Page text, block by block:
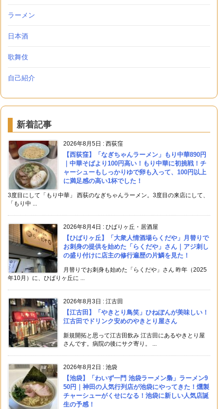
ラーメン
日本酒
歌舞伎
自己紹介
新着記事
2026年8月5日 : 西荻窪
【西荻窪】「なぎちゃんラーメン」もり中華890円
｜中華そばより100円高い！もり中華に初挑戦！チ
ャーシューもしっかりゆで卵も入って、100円以上
に満足感の高い1杯でした！
3度目にして「もり中華」 西荻のなぎちゃんラーメン。3度目の来店にして、
「もり中 ...
2026年8月4日 : ひばりヶ丘・居酒屋
【ひばりヶ丘】「大衆人情酒場らくだや」月替りで
お刺身の提供を始めた「らくだや」さん｜アジ刺し
の盛り付けに店主の修行遍歴の片鱗を見た！
月替りでお刺身も始めた「らくだや」さん 昨年（2025
年10月）に、ひばりヶ丘に ...
2026年8月3日 : 江古田
【江古田】「やきとり鳥笑」ひねぽんが美味しい！
江古田でドリンク安めのやきとり屋さん
新規開拓と思って江古田飲み 江古田にあるやきとり屋
さんです。病院の後にサク寄り。 ...
2026年8月2日 : 池袋
【池袋】「わいず一門 池袋ラーメン梟」ラーメン9
50円｜神田の人気行列店が池袋にやってきた！燻製
チャーシューがくせになる！池袋に新しい人気店誕
生の予感！